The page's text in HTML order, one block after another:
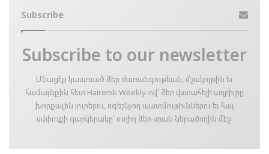
Subscribe
Subscribe to our newsletter
Մնացէ՛ք կապուած ձեր ժառանգութեան, մշակոյթին եւ
համայնքին հետ Hairenik Weekly-ով՝ ձեր վստահելի աղբիւրը
խորքային լուրերու, ոգեշնչող պատմութիւններու եւ հայ
սփիւռքի զարկերակը՝ ուղիղ ձեր սրան ներածողին մէջ։